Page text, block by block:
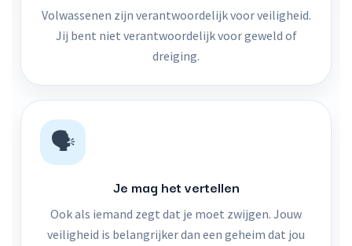
Volwassenen zijn verantwoordelijk voor veiligheid.
Jij bent niet verantwoordelijk voor geweld of
dreiging.
🗣️
Je mag het vertellen
Ook als iemand zegt dat je moet zwijgen. Jouw
veiligheid is belangrijker dan een geheim dat jou